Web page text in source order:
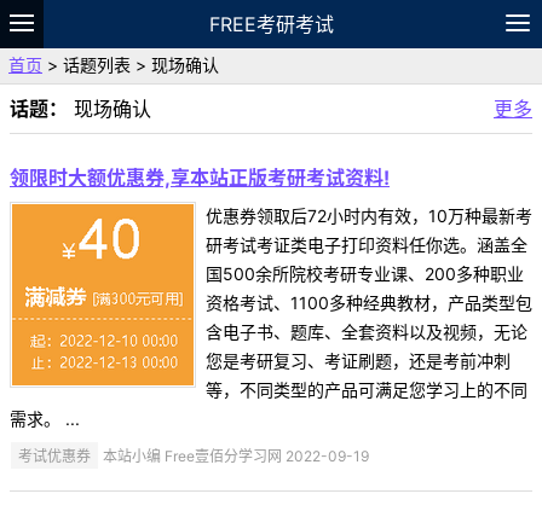
FREE考研考试
题库
故事 专题
VIP
资料
首页 > 话题列表 > 现场确认
话题： 现场确认 更多
领限时大额优惠券,享本站正版考研考试资料!
优惠券领取后72小时内有效，10万种最新考
研考试考证类电子打印资料任你选。涵盖全
国500余所院校考研专业课、200多种职业
资格考试、1100多种经典教材，产品类型包
含电子书、题库、全套资料以及视频，无论
您是考研复习、考证刷题，还是考前冲刺
等，不同类型的产品可满足您学习上的不同
需求。 ...
考试优惠券 本站小编 Free壹佰分学习网 2022-09-19